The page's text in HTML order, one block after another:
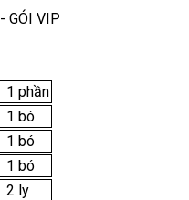
- GÓI VIP
1 phần
1 bó
1 bó
1 bó
2 ly